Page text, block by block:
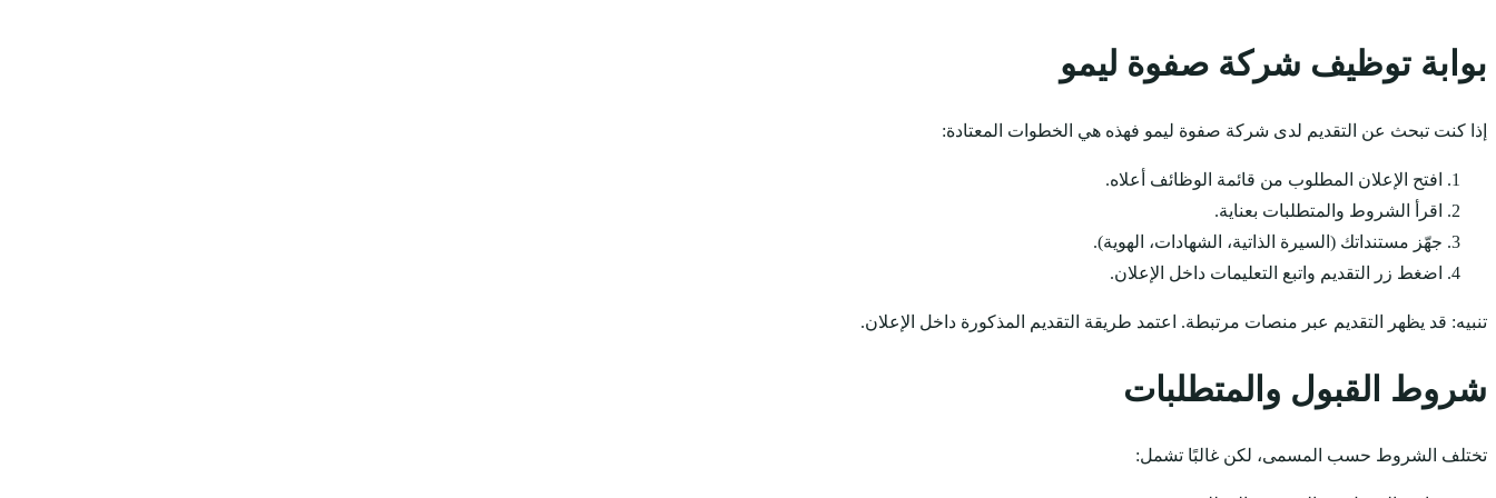
بوابة توظيف شركة صفوة ليمو
إذا كنت تبحث عن التقديم لدى شركة صفوة ليمو فهذه هي الخطوات المعتادة:
افتح الإعلان المطلوب من قائمة الوظائف أعلاه.
اقرأ الشروط والمتطلبات بعناية.
جهّز مستنداتك (السيرة الذاتية، الشهادات، الهوية).
اضغط زر التقديم واتبع التعليمات داخل الإعلان.
تنبيه: قد يظهر التقديم عبر منصات مرتبطة. اعتمد طريقة التقديم المذكورة داخل الإعلان.
شروط القبول والمتطلبات
تختلف الشروط حسب المسمى، لكن غالبًا تشمل: